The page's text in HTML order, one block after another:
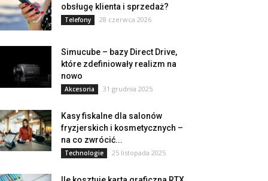
obsługę klienta i sprzedaż?
Telefony 28 czerwca 2026
Simucube – bazy Direct Drive,
które zdefiniowały realizm na
nowo
Akcesoria 31 grudnia 2025
Kasy fiskalne dla salonów
fryzjerskich i kosmetycznych –
na co zwrócić...
Technologie 25 listopada 2025